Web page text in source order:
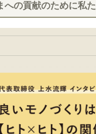
への貢献のために私